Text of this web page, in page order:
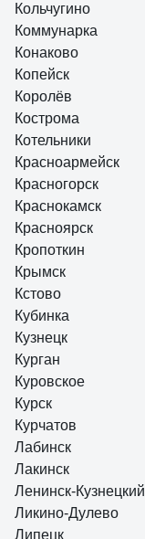
Кольчугино
Коммунарка
Конаково
Копейск
Королёв
Кострома
Котельники
Красноармейск
Красногорск
Краснокамск
Красноярск
Кропоткин
Крымск
Кстово
Кубинка
Кузнецк
Курган
Куровское
Курск
Курчатов
Лабинск
Лакинск
Ленинск-Кузнецкий
Ликино-Дулево
Липецк